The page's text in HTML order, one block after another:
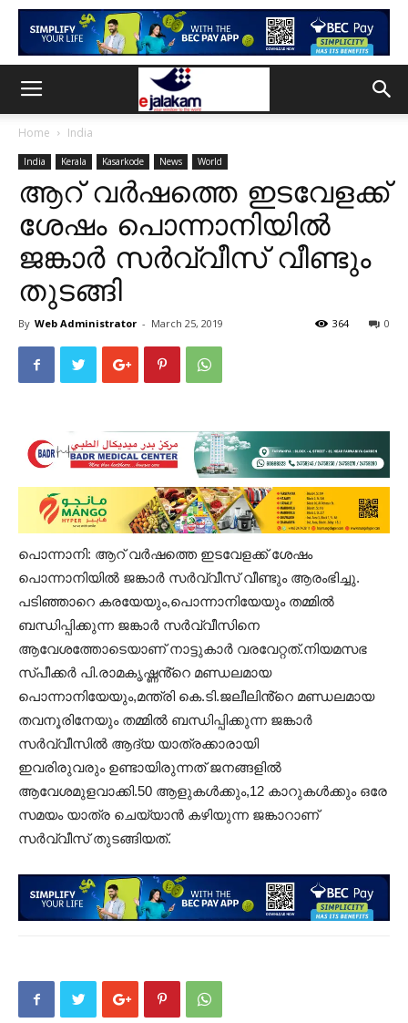
Home India
India Kerala Kasarkode News World
ആറ് വർഷത്തെ ഇടവേളക്ക്
ശേഷം പൊന്നാനിയിൽ
ജങ്കാർ സർവ്വീസ് വീണ്ടും
തുടങ്ങി
By Web Administrator - March 25, 2019 0
364
പൊന്നാനി: ആറ് വർഷത്തെ ഇടവേളക്ക് ശേഷം
പൊന്നാനിയിൽ ജങ്കാർ സർവ്വീസ് വീണ്ടും ആരംഭിച്ചു.
പടിഞ്ഞാറെ കരയേയും,പൊന്നാനിയേയും തമ്മിൽ
ബന്ധിപ്പിക്കുന്ന ജങ്കാർ സർവ്വീസിനെ
ആവേശത്തോടെയാണ് നാട്ടുകാർ വരവേറ്റത്.നിയമസഭ
സ്പീക്കർ പി.രാമകൃഷ്ണൻ്റെ മണ്ഡലമായ
പൊന്നാനിയേയും,മന്ത്രി കെ.ടി.ജലീലിൻ്റെ മണ്ഡലമായ
തവനൂരിനേയും തമ്മിൽ ബന്ധിപ്പിക്കുന്ന ജങ്കാർ
സർവ്വീസിൽ ആദ്യ യാത്രക്കാരായി
ഇവരിരുവരും ഉണ്ടായിരുന്നത് ജനങ്ങളിൽ
ആവേശമുളവാക്കി.50 ആളുകൾക്കും,12 കാറുകൾക്കും ഒരേ
സമയം യാത്ര ചെയ്യാൻ കഴിയുന്ന ജങ്കാറാണ്
സർവ്വീസ് തുടങ്ങിയത്.